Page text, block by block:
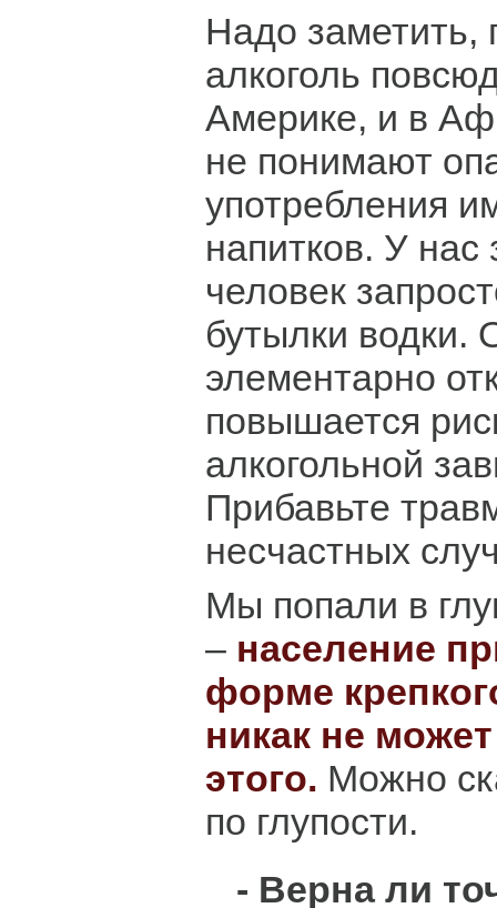
Надо заметить,
алкоголь
Америке, и в
не понимают
употребления
напитков. У нас
человек
бутылки водки.
элементарно
повышается
алкогольной
Прибавьте
несчастных
Мы попали в
– население
форме
никак не
этого. Можно
по глупости.
- Верна ли